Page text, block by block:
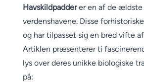
Havskildpadderer en af de ældste
verdenshavene. Disse
og har tilpasset sig en bred vifte
Artiklen præsenterer ti
lys over deres unikke biologiske
på: